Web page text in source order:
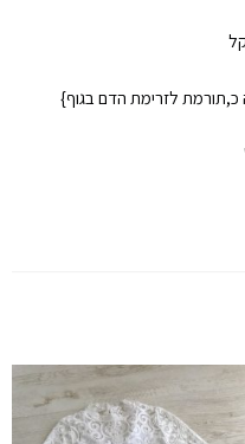
כ,תורמת לזרימת הדם בגוף}